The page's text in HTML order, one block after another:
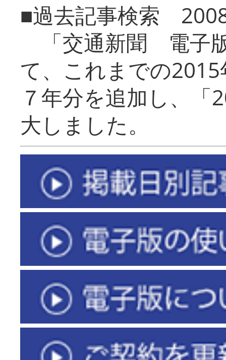
■過去記事検索
「交通新聞 電子
て、これまでの
７年分を追加し、「
大しまし